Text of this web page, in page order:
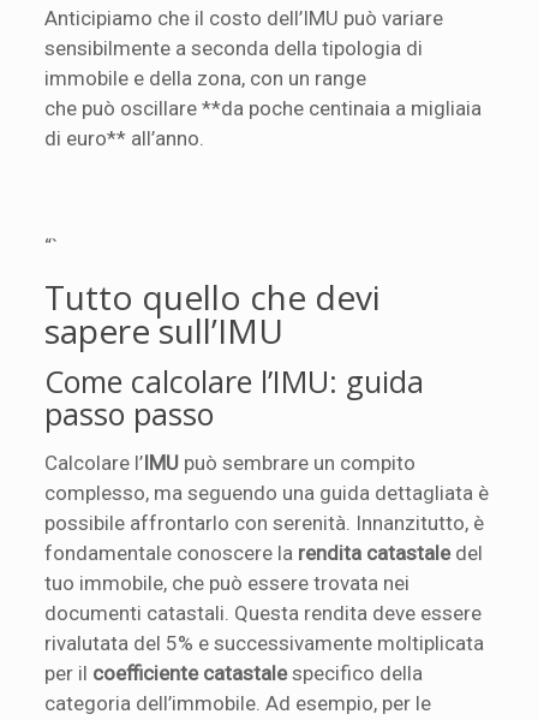
Anticipiamo che il costo dell’IMU può variare
sensibilmente a seconda della tipologia di
immobile e della zona, con un range
che può oscillare **da poche centinaia a migliaia
di euro** all’anno.
“`
Tutto quello che devi
sapere sull’IMU
Come calcolare l’IMU: guida
passo passo
Calcolare l’IMU può sembrare un compito
complesso, ma seguendo una guida dettagliata è
possibile affrontarlo con serenità. Innanzitutto, è
fondamentale conoscere la rendita catastaledel
tuo immobile, che può essere trovata nei
documenti catastali. Questa rendita deve essere
rivalutata del 5% e successivamente moltiplicata
per il coefficiente catastalespecifico della
categoria dell’immobile. Ad esempio, per le